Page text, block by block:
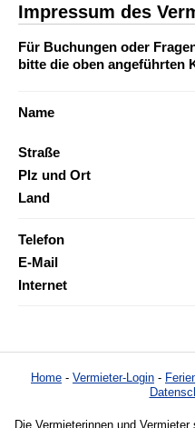
Impressum des
Für Buchungen oder
bitte die oben angeführten
Name
Straße
Plz und Ort
Land
Telefon
E-Mail
Internet
Home - Vermieter-Login -
Die Vermieterinnen und